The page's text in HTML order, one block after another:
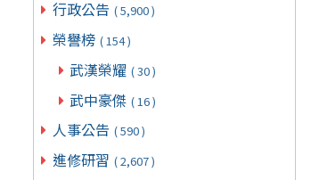
行政公告 ( 5,900 )
榮譽榜 ( 154 )
武漢榮耀 ( 30 )
武中豪傑 ( 16 )
人事公告 ( 590 )
進修研習 ( 2,607 )